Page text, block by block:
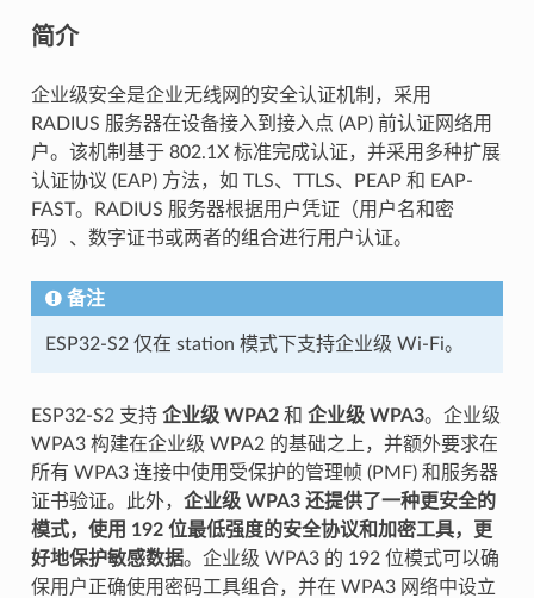
简介
企业级安全是企业无线网的安全认证机制，采用
RADIUS 服务器在设备接入到接入点 (AP) 前认证网络用
户。该机制基于 802.1X 标准完成认证，并采用多种扩展
认证协议 (EAP) 方法，如 TLS、TTLS、PEAP 和 EAP-
FAST。RADIUS 服务器根据用户凭证（用户名和密
码）、数字证书或两者的组合进行用户认证。
备注
ESP32-S2 仅在 station 模式下支持企业级 Wi-Fi。
ESP32-S2 支持 企业级 WPA2和 企业级 WPA3。企业级
WPA3 构建在企业级 WPA2 的基础之上，并额外要求在
所有 WPA3 连接中使用受保护的管理帧 (PMF) 和服务器
证书验证。此外， 企业级 WPA3 还提供了一种更安全的
模式，使用 192 位最低强度的安全协议和加密工具，更
好地保护敏感数据。企业级 WPA3 的 192 位模式可以确
保用户正确使用密码工具组合，并在 WPA3 网络中设立